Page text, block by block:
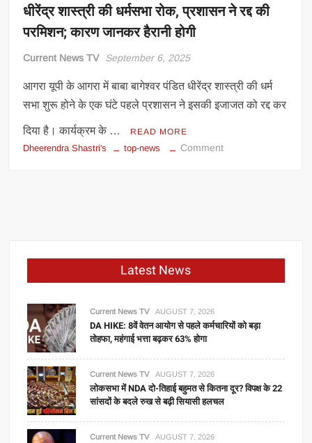
धीरेंद्र शास्त्री की धर्मसभा रोक, प्रशासन ने रद्द की
परमिशन; कारण जानकर हैरानी होगी
Current News TV September 6, 2025
आगरा यूपी के आगरा में बाबा बागेश्वर पंडित धीरेंद्र शास्त्री की धर्म
सभा शुरू होने के एक घंटे पहले प्रशासन ने इसकी इजाजत को रद्द कर
दिया है। कार्यक्रम के … READ MORE
Dheerendra Shastri's top-news Commenton
ने
कारण
Latest News
Current News TV AUGUST 7, 2026
DA HIKE: 8वें वेतन आयोग से पहले कर्मचारियों को बड़ा
तोहफा, महंगाई भत्ता बढ़कर 63% होगा
Current News TV AUGUST 7, 2026
लोकसभा में NDA दो-तिहाई बहुमत से कितना दूर? विपक्ष के 22
सांसदों के बदले रुख से बढ़ी सियासी हलचल
Current News TV AUGUST 7, 2026